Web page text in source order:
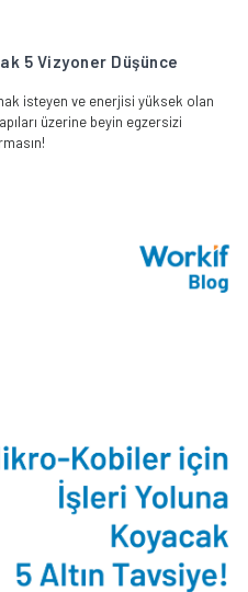
5 Vizyoner Düşünce
isteyen ve enerjisi yüksek olan
üzerine beyin egzersizi